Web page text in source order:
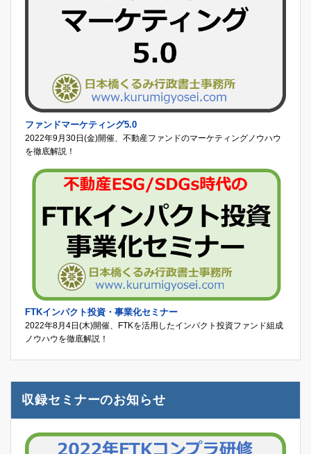
ファンドマーケティング5.0
2022年9月30日(金)開催、不動産ファンドのマーケティングノウハウ
を徹底解説！
FTKインパクト投資・事業化セミナー
2022年8月4日(木)開催、FTKを活用したインパクト投資ファンド組成
ノウハウを徹底解説！
収録セミナーのお知らせ